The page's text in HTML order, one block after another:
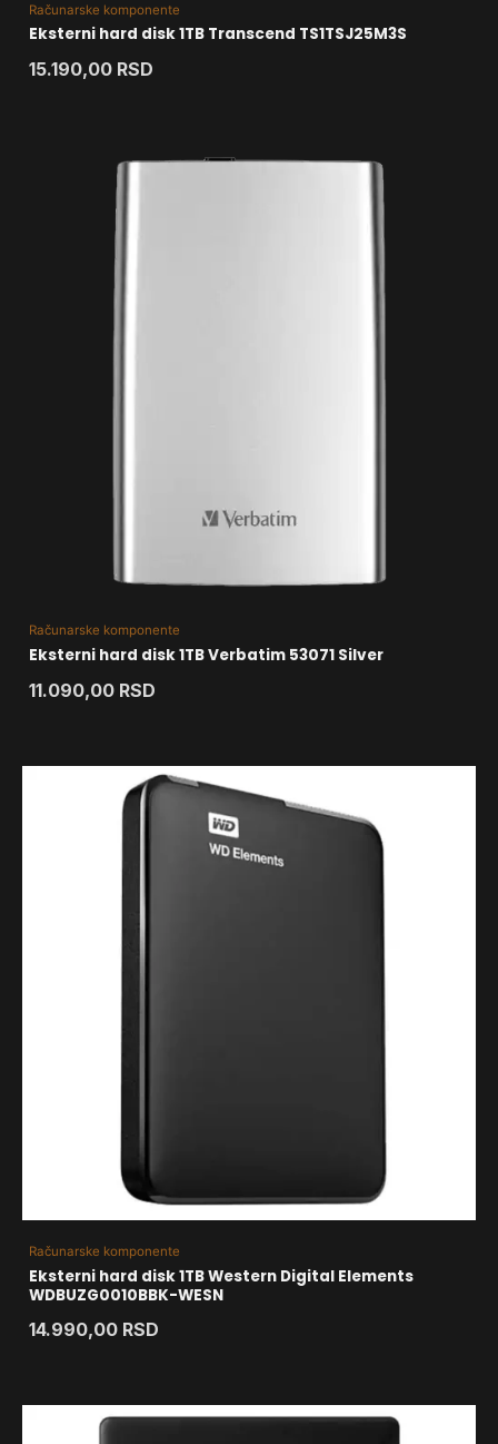
Računarske komponente
Eksterni hard disk 1TB Transcend TS1TSJ25M3S
15.190,00 RSD
Računarske komponente
Eksterni hard disk 1TB Verbatim 53071 Silver
11.090,00 RSD
Računarske komponente
Eksterni hard disk 1TB Western Digital Elements
WDBUZG0010BBK-WESN
14.990,00 RSD